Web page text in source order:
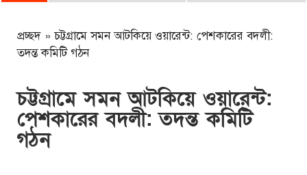
প্রচ্ছদ »চট্টগ্রামে সমন আটকিয়ে ওয়ারেন্ট: পেশকারের বদলী:
তদন্ত কমিটি গঠন
চট্টগ্রামে সমন আটকিয়ে ওয়ারেন্ট:
পেশকারের বদলী: তদন্ত কমিটি
গঠন